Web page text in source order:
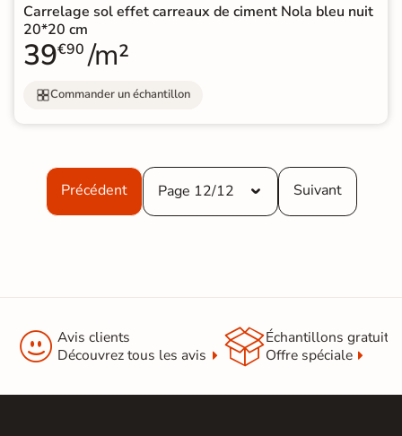
Carrelage sol effet carreaux de ciment Nola bleu nuit
20*20 cm
39€90 /m²
Commander un échantillon
Précédent Page 12/12 Suivant
 Avis clients
Découvrez tous les avis
Échantillons gratuit
Offre spéciale